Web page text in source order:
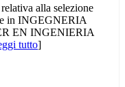
alla selezione
in INGEGNERIA
EN INGENIERIA
tutto]